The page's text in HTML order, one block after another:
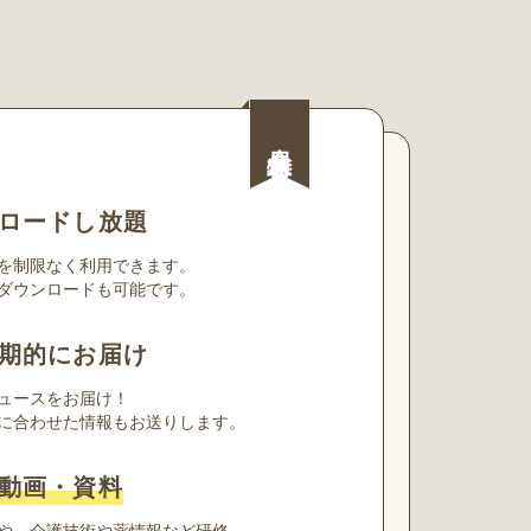
ードし放題
制限なく利用できます。
ウンロードも可能です。
的にお届け
ースをお届け！
合わせた情報もお送りします。
画・資料